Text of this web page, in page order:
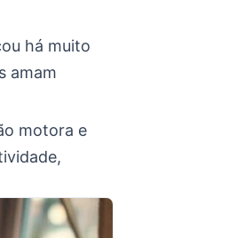
há muito
amam
motora e